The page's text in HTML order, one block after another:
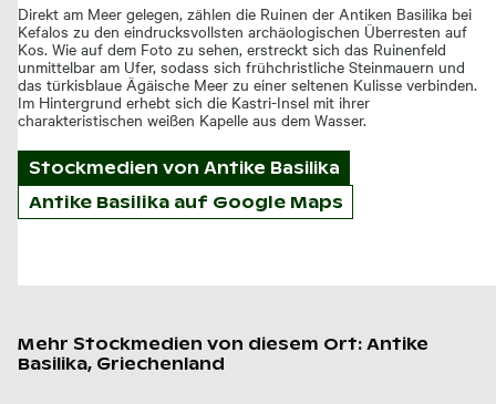
Direkt am Meer gelegen, zählen die Ruinen der Antiken Basilika bei
Kefalos zu den eindrucksvollsten archäologischen Überresten auf
Kos. Wie auf dem Foto zu sehen, erstreckt sich das Ruinenfeld
unmittelbar am Ufer, sodass sich frühchristliche Steinmauern und
das türkisblaue Ägäische Meer zu einer seltenen Kulisse verbinden.
Im Hintergrund erhebt sich die Kastri-Insel mit ihrer
charakteristischen weißen Kapelle aus dem Wasser.
Stockmedien von Antike Basilika
Antike Basilika auf Google Maps
Mehr Stockmedien von diesem Ort: Antike
Basilika, Griechenland